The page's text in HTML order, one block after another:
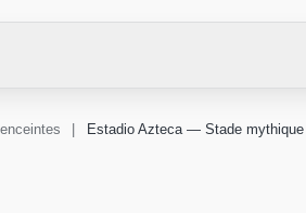
Estadio Azteca — Stade mythique